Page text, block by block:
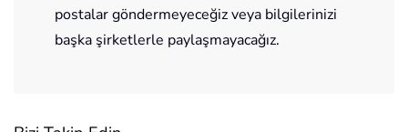
postalar göndermeyeceğiz veya bilgilerinizi
başka şirketlerle paylaşmayacağız.